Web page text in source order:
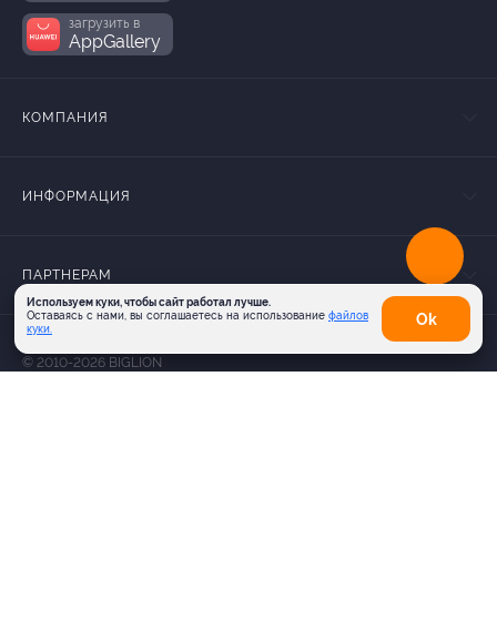
Используем куки, чтобы сайт работал лучше.
Оставаясь с нами, вы соглашаетесь на использование файлов
куки.
Оk
загрузить в
AppGallery
КОМПАНИЯ
ИНФОРМАЦИЯ
ПАРТНЕРАМ
© 2010-2026 BIGLION